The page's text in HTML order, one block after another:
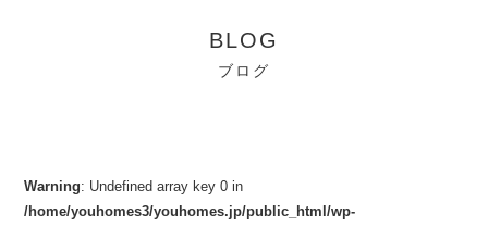
BLOG
ブログ
Warning: Undefined array key 0 in
/home/youhomes3/youhomes.jp/public_html/wp-